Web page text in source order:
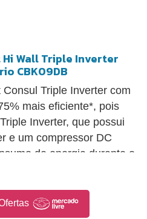
Wall Triple Inverter
CBK09DB
Triple Inverter com
mais eficiente*, pois
Inverter, que possui
e um compressor DC
de energia durante o
que uma biblioteca, com